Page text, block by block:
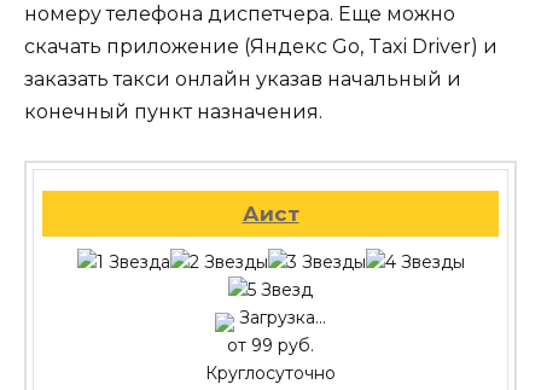
номеру телефона диспетчера. Еще можно
скачать приложение (Яндекс Go, Taxi Driver) и
заказать такси онлайн указав начальный и
конечный пункт назначения.
Аист
Загрузка...
от 99 руб.
Круглосуточно